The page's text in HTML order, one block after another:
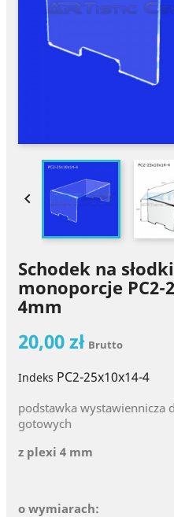

Schodek na
monoporcje PC2-
4mm
20,00 zł Brutto
Indeks PC2-25x10x14-4
podstawka wystawiennicza
gotowych
z plexi 4 mm
o wymiarach: